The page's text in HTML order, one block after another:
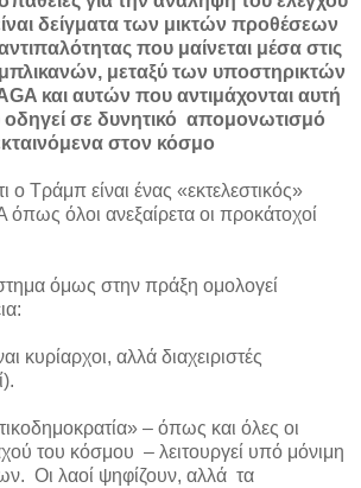
δείγματα των μικτών προθέσεων
που μαίνεται μέσα στις
μεταξύ των υποστηρικτών
και αυτών που αντιμάχονται αυτή
οδηγεί σε δυνητικό απομονωτισμό
στον κόσμο
ο Τράμπ είναι ένας «εκτελεστικός»
όλοι ανεξαίρετα οι προκάτοχοί
όμως στην πράξη ομολογεί
κυρίαρχοι, αλλά διαχειριστές
– όπως και όλες οι
του κόσμου – λειτουργεί υπό μόνιμη
Οι λαοί ψηφίζουν, αλλά τα